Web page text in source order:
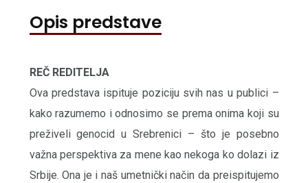
Opis predstave
REČ REDITELJA
Ova predstava ispituje poziciju svih nas u publici –
kako razumemo i odnosimo se prema onima koji su
preživeli genocid u Srebrenici – što je posebno
važna perspektiva za mene kao nekoga ko dolazi iz
Srbije. Ona je i naš umetnički način da preispitujemo